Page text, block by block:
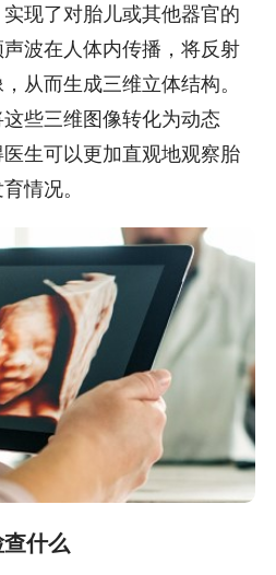
现了对胎儿或其他器官的
波在人体内传播，将反射
从而生成三维立体结构。
些三维图像转化为动态
生可以更加直观地观察胎
情况。
什么